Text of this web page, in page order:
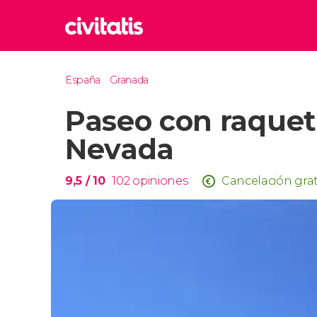
Reino
España Granada
Paseo con
Nevada
9,5 / 10 102 opiniones Cancelación